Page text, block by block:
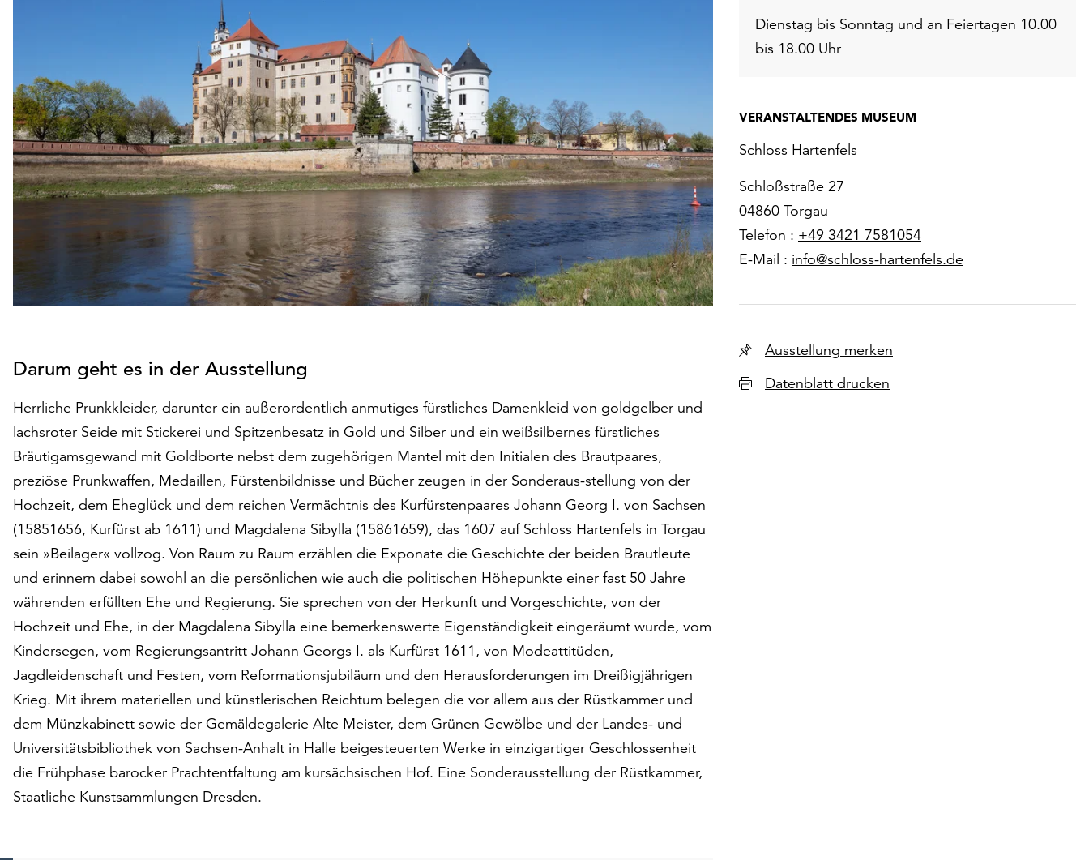
Darum geht es in der Ausstellung
Herrliche Prunkkleider, darunter ein außerordentlich anmutiges fürstliches Damenkleid von goldgelber und
lachsroter Seide mit Stickerei und Spitzenbesatz in Gold und Silber und ein weißsilbernes fürstliches
Bräutigamsgewand mit Goldborte nebst dem zugehörigen Mantel mit den Initialen des Brautpaares,
preziöse Prunkwaffen, Medaillen, Fürstenbildnisse und Bücher zeugen in der Sonderaus-stellung von der
Hochzeit, dem Eheglück und dem reichen Vermächtnis des Kurfürstenpaares Johann Georg I. von Sachsen
(15851656, Kurfürst ab 1611) und Magdalena Sibylla (15861659), das 1607 auf Schloss Hartenfels in Torgau
sein »Beilager« vollzog. Von Raum zu Raum erzählen die Exponate die Geschichte der beiden Brautleute
und erinnern dabei sowohl an die persönlichen wie auch die politischen Höhepunkte einer fast 50 Jahre
währenden erfüllten Ehe und Regierung. Sie sprechen von der Herkunft und Vorgeschichte, von der
Hochzeit und Ehe, in der Magdalena Sibylla eine bemerkenswerte Eigenständigkeit eingeräumt wurde, vom
Kindersegen, vom Regierungsantritt Johann Georgs I. als Kurfürst 1611, von Modeattitüden,
Jagdleidenschaft und Festen, vom Reformationsjubiläum und den Herausforderungen im Dreißigjährigen
Krieg. Mit ihrem materiellen und künstlerischen Reichtum belegen die vor allem aus der Rüstkammer und
dem Münzkabinett sowie der Gemäldegalerie Alte Meister, dem Grünen Gewölbe und der Landes- und
Universitätsbibliothek von Sachsen-Anhalt in Halle beigesteuerten Werke in einzigartiger Geschlossenheit
die Frühphase barocker Prachtentfaltung am kursächsi­schen Hof. Eine Sonderausstellung der Rüstkammer,
Staatliche Kunstsammlungen Dresden.
Dienstag bis Sonntag und an Feiertagen 10.00
bis 18.00 Uhr
VERANSTALTENDES MUSEUM
Schloss Hartenfels
Schloßstraße 27
04860 Torgau
Telefon : +49 3421 7581054
E-Mail : info@schloss-hartenfels.de
Ausstellung merken
Datenblatt drucken